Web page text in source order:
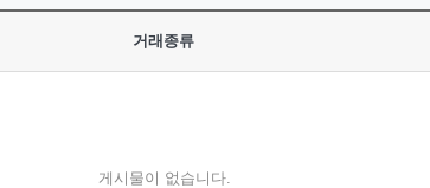
거래종류
게시물이 없습니다.